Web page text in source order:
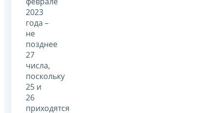
2023
года –
не
позднее
27
числа,
поскольку
25 и
26
приходятся